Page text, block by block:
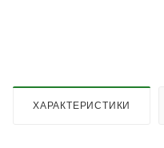
ХАРАКТЕРИСТИКИ